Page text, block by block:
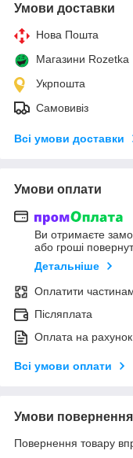
Умови доставки
Нова Пошта
Магазини Rozetka
Укрпошта
Самовивіз
Всі умови доставки
Умови оплати
Ви отримаєте
або гроші
Детальніше
Оплатити
Післяплата
Оплата на рахунок
Всі умови оплати
Умови повернення
Повернення товару